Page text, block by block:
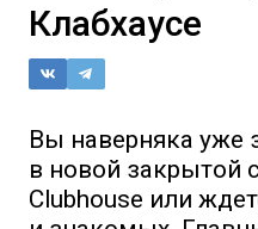
Клабхаусе
Вы наверняка уже
в новой закрытой
Clubhouse или